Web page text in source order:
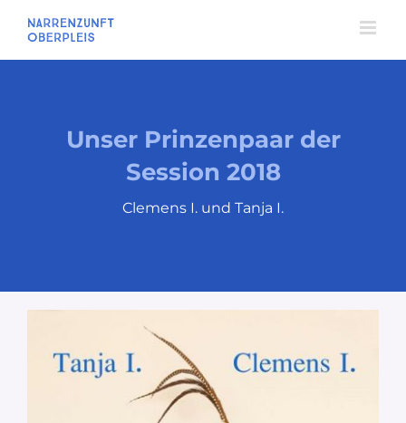
Inhalt
Unser Prinzenpaar der
Session 2018
Clemens I. und Tanja I.